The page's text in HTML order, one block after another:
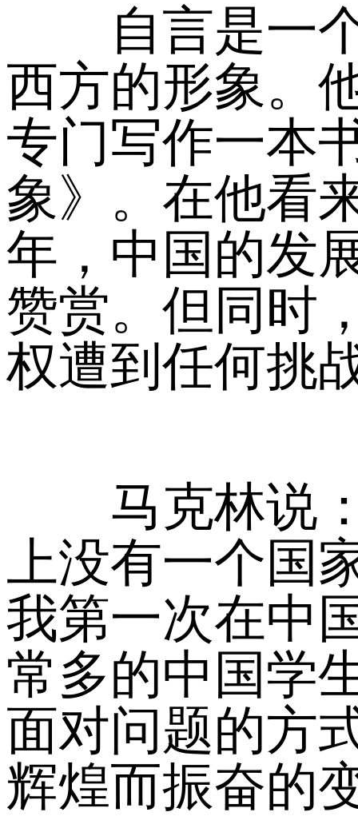
自言是一个“
西方的形象。
专门写作一本
象》。在他看
年，中国的发
赞赏。但同时
权遭到任何挑
马克林说：
上没有一个国
我第一次在中
常多的中国学
面对问题的方
辉煌而振奋的